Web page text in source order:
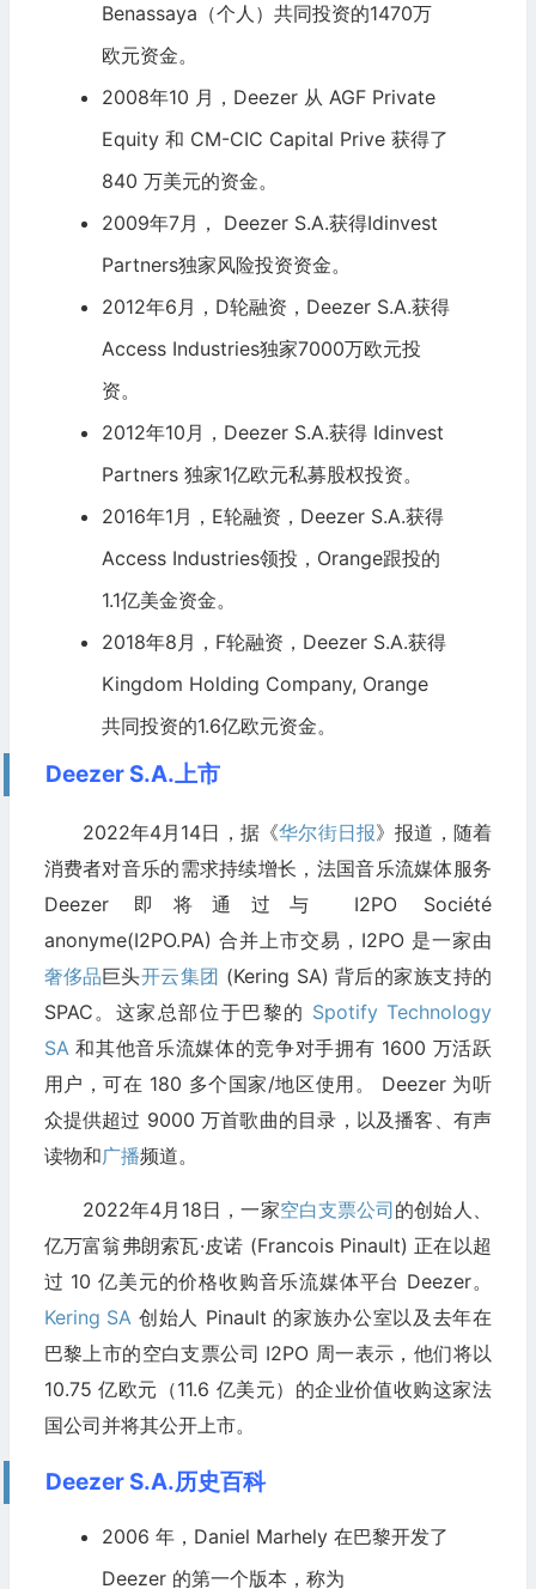
Benassaya（个人）共同投资的1470万
欧元资金。
2008年10 月，Deezer 从 AGF Private
Equity 和 CM-CIC Capital Prive 获得了
840 万美元的资金。
2009年7月， Deezer S.A.获得Idinvest
Partners独家风险投资资金。
2012年6月，D轮融资，Deezer S.A.获得
Access Industries独家7000万欧元投
资。
2012年10月，Deezer S.A.获得 Idinvest
Partners 独家1亿欧元私募股权投资。
2016年1月，E轮融资，Deezer S.A.获得
Access Industries领投， Orange跟投的
1.1亿美金资金。
2018年8月，F轮融资，Deezer S.A.获得
Kingdom Holding Company, Orange
共同投资的1.6亿欧元资金。
Deezer S.A.上市
2022年4月14日，据《华尔街日报》报道，随着
消费者对音乐的需求持续增长，法国音乐流媒体服务
Deezer 即将通过与 I2PO Société
anonyme(I2PO.PA) 合并上市交易，I2PO 是一家由
奢侈品巨头开云集团 (Kering SA) 背后的家族支持的
SPAC。这家总部位于巴黎的 Spotify Technology
SA和其他音乐流媒体的竞争对手拥有 1600 万活跃
用户，可在 180 多个国家/地区使用。 Deezer 为听
众提供超过 9000 万首歌曲的目录，以及播客、有声
读物和广播频道。
2022年4月18日，一家空白支票公司的创始人、
亿万富翁弗朗索瓦·皮诺 (Francois Pinault) 正在以超
过 10 亿美元的价格收购音乐流媒体平台 Deezer。
Kering SA 创始人 Pinault 的家族办公室以及去年在
巴黎上市的空白支票公司 I2PO 周一表示，他们将以
10.75 亿欧元（11.6 亿美元）的企业价值收购这家法
国公司并将其公开上市。
Deezer S.A.历史百科
2006 年，Daniel Marhely 在巴黎开发了
Deezer 的第一个版本，称为